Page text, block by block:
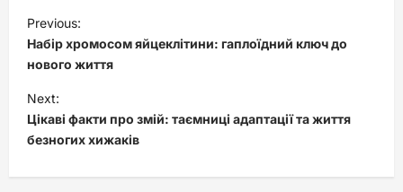
P
o
s
t
n
a
v
Previous:
Набір хромосом яйцеклітини: гаплоїдний ключ до
нового життя
Next:
Цікаві факти про змій: таємниці адаптації та життя
безногих хижаків